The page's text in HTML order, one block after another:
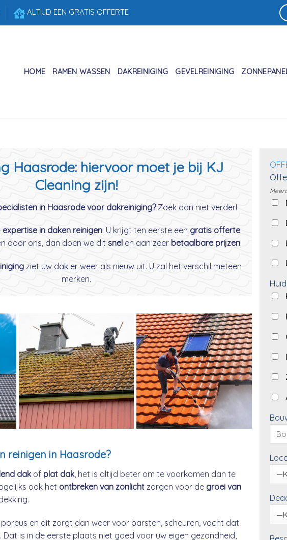
ALTIJD EEN GRATIS OFFERTE
HOME RAMEN WASSEN DAKREINIGING GEVELREINIGING
Haasrode: hiervoor moet je bij KJ
Cleaning zijn!
in Haasrode voor dakreiniging?Zoek dan niet verder!
expertise in daken reinigen. U krijgt ten eerste een gratis offerte.
door ons, dan doen we dit snel en aan zeer betaalbare prijzen!
ziet uw dak er weer als nieuw uit. U zal het verschil meteen
merken.
reinigen in Haasrode?
dakof plat dak, het is altijd beter om te voorkomen dan te
ook het ontbreken van zonlicht zorgen voor de groei van
en dit zorgt dan weer voor barsten, scheuren, vocht dat
Dat is in de eerste plaats niet goed voor uw eigen gezondheid,